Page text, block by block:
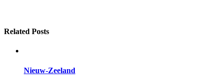
Related Posts
Nieuw-Zeeland